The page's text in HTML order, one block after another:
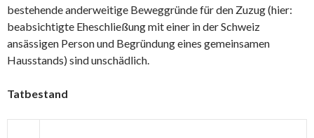
bestehende anderweitige Beweggründe für den Zuzug (hier:
beabsichtigte Eheschließung mit einer in der Schweiz
ansässigen Person und Begründung eines gemeinsamen
Hausstands) sind unschädlich.
Tatbestand